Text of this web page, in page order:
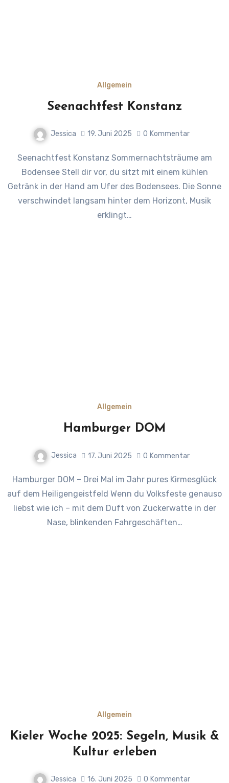
Allgemein
Seenachtfest Konstanz
Jessica 19. Juni 2025 0 Kommentar
Seenachtfest Konstanz Sommernachtsträume am
Bodensee Stell dir vor, du sitzt mit einem kühlen
Getränk in der Hand am Ufer des Bodensees. Die Sonne
verschwindet langsam hinter dem Horizont, Musik
erklingt…
Allgemein
Hamburger DOM
Jessica 17. Juni 2025 0 Kommentar
Hamburger DOM – Drei Mal im Jahr pures Kirmesglück
auf dem Heiligengeistfeld Wenn du Volksfeste genauso
liebst wie ich – mit dem Duft von Zuckerwatte in der
Nase, blinkenden Fahrgeschäften…
Allgemein
Kieler Woche 2025: Segeln, Musik &
Kultur erleben
Jessica 16. Juni 2025 0 Kommentar